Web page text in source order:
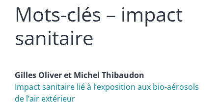
Mots-clés – impact
sanitaire
Gilles Oliveret Michel Thibaudon
Impact sanitaire lié à l’exposition aux bio-aérosols
de l’air extérieur